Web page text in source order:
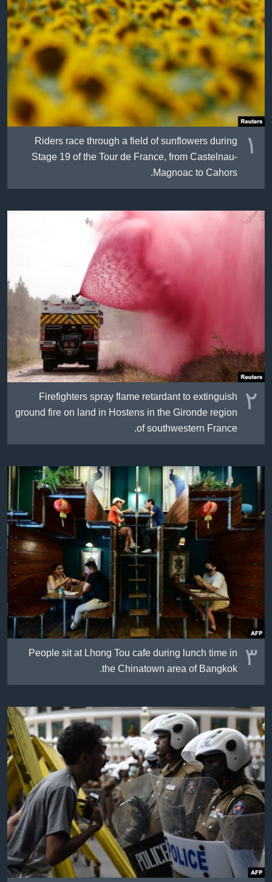
ژیان لە فەرهەنگدا
Learning English
FOLLOW US
زمانه‌کان
١
Riders race through a field of sunflowers during
Stage 19 of the Tour de France, from Castelnau-
Magnoac to Cahors.
٢ Firefighters spray flame retardant to extinguish
ground fire on land in Hostens in the Gironde region
of southwestern France.
٣ People sit at Lhong Tou cafe during lunch time in
the Chinatown area of Bangkok.